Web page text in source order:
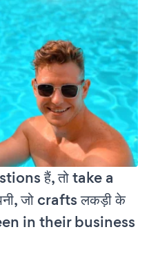
हैं, तो take a
जो crafts लकड़ी के
in their business